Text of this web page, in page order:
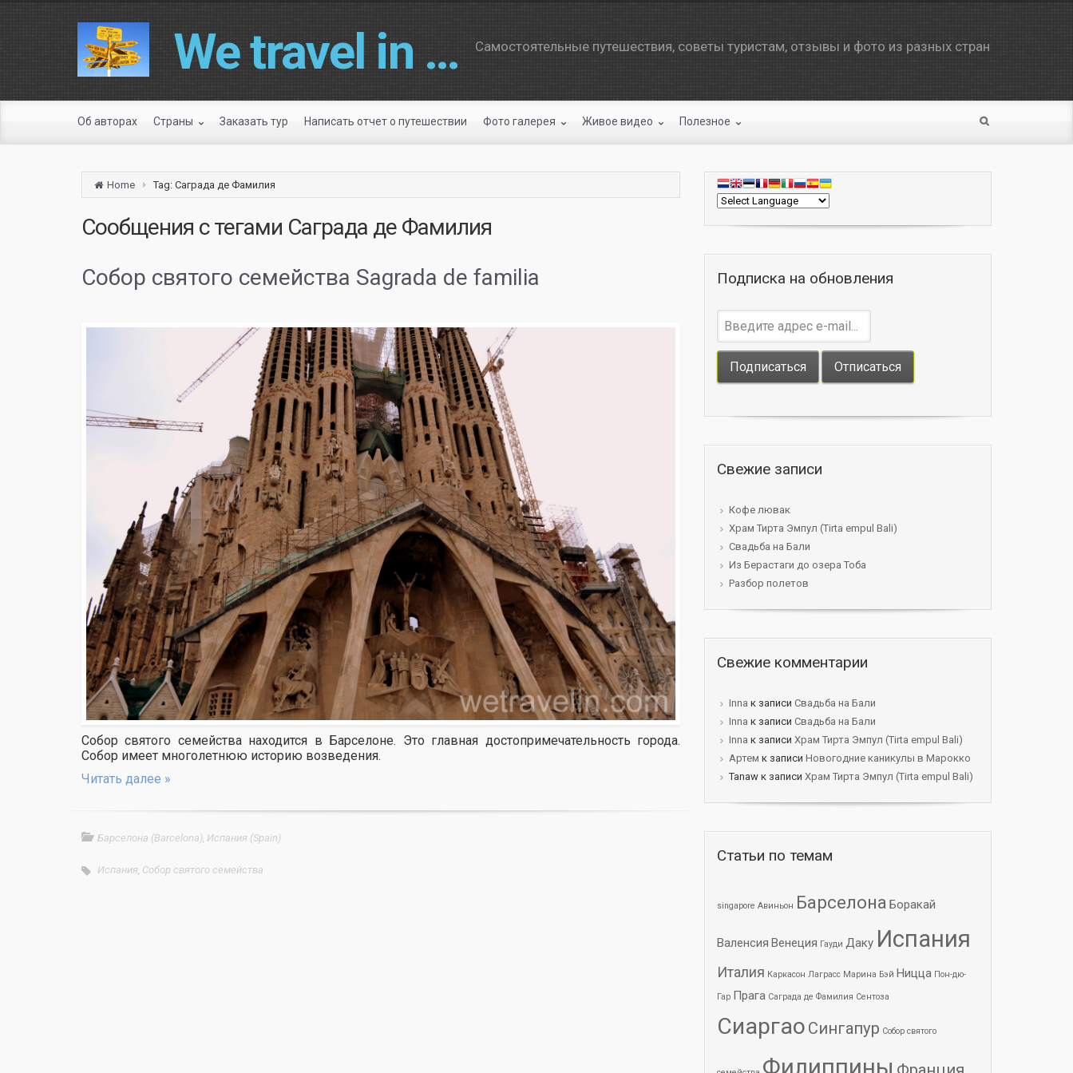
We travel in … Самостоятельные путешествия, советы туристам, отзывы и фото из разных стран
Об авторах Страны Заказать тур Написать отчет о путешествии Фото галерея Живое видео Полезное
Home Tag: Саграда де Фамилия
Сообщения с тегами Саграда де Фамилия
Собор святого семейства Sagrada de familia
Собор святого семейства находится в Барселоне. Это главная достопримечательность города.
Собор имеет многолетнюю историю возведения.
Читать далее »
Барселона (Barcelona) Испания (Spain)
Испания Собор святого семейства
Подписка на обновления
Свежие записи
Кофе лювак
Храм Тирта Эмпул (Tirta empul Bali)
Свадьба на Бали
Из Берастаги до озера Тоба
Разбор полетов
Свежие комментарии
Innа к записи Свадьба на Бали
Innа к записи Свадьба на Бали
Innа к записи Храм Тирта Эмпул (Tirta empul Bali)
Артем к записи Новогодние каникулы в Марокко
Tanaw к записи Храм Тирта Эмпул (Tirta empul Bali)
Статьи по темам
singapore Авиньон Барселона Боракай
Валенсия Венеция Гауди Даку Испания
Италия Каркасон Лаграсс Марина Бэй Ницца Пон-дю-
Гар Прага Саграда де Фамилия Сентоза
Сиаргао Сингапур Собор святого
Филиппины